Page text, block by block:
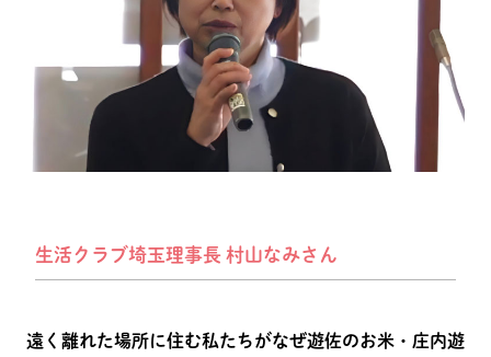
生活クラブ埼玉理事長 村山なみさん
遠く離れた場所に住む私たちがなぜ遊佐のお米・庄内遊